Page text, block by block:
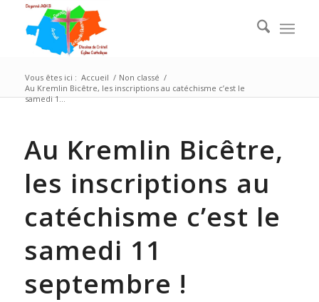
Vous êtes ici : Accueil / Non classé /
Au Kremlin Bicêtre, les inscriptions au catéchisme c’est le
samedi 1...
Au Kremlin Bicêtre,
les inscriptions au
catéchisme c’est le
samedi 11
septembre !